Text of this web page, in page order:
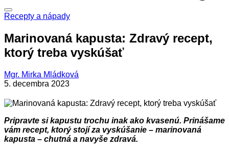
Recepty a nápady
Marinovaná kapusta: Zdravý recept,
ktorý treba vyskúšať
Mgr. Mirka Mládková
5. decembra 2023
Pripravte si kapustu trochu inak ako kvasenú. Prinášame
vám recept, ktorý stojí za vyskúšanie – marinovaná
kapusta – chutná a navyše zdravá.